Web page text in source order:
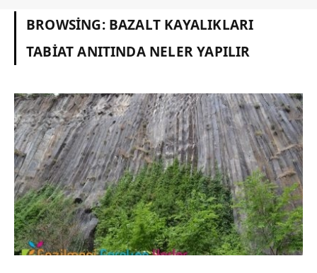
BROWSING: BAZALT KAYALIKLARI
TABIAT ANITINDA NELER YAPILIR